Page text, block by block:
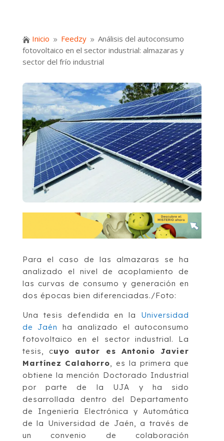
 Inicio 9 Feedzy 9 Análisis del autoconsumo
fotovoltaico en el sector industrial: almazaras y
sector del frío industrial
Para el caso de las almazaras se ha
analizado el nivel de acoplamiento de
las curvas de consumo y generación en
dos épocas bien diferenciadas./Foto:
Una tesis defendida en la
Universidad
de Jaén
ha analizado el autoconsumo
fotovoltaico en el sector industrial. La
tesis, cuyo autor es Antonio Javier
Martínez Calahorro, es la primera que
obtiene la mención Doctorado Industrial
por parte de la UJA y ha sido
desarrollada dentro del Departamento
de Ingeniería Electrónica y Automática
de la Universidad de Jaén, a través de
un convenio de colaboración